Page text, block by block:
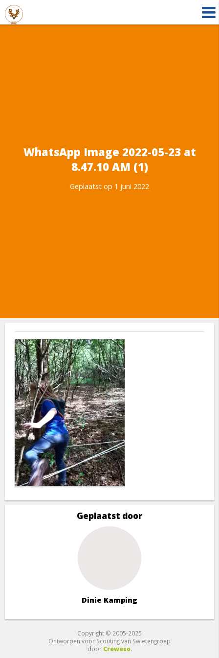
WhatsApp Image 2022-05-23 at
8.47.10 AM (1)
Geplaatst op 1 juni 2022
Geplaatst door
Dinie Kamping
Copyright © 2005-2025
Ontworpen voor Scouting van Swietengroep
door Creweso.